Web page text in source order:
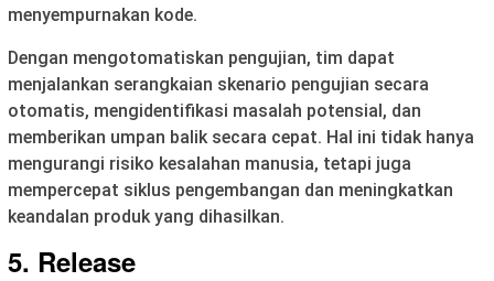
menyempurnakan kode.
Dengan mengotomatiskan pengujian, tim dapat
menjalankan serangkaian skenario pengujian secara
otomatis, mengidentifikasi masalah potensial, dan
memberikan umpan balik secara cepat. Hal ini tidak hanya
mengurangi risiko kesalahan manusia, tetapi juga
mempercepat siklus pengembangan dan meningkatkan
keandalan produk yang dihasilkan.
5. Release